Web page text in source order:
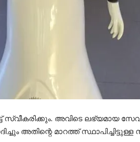
അവിടെ ലഭ്യമായ
അതിന്റെ മാറത്ത് സ്ഥാപിച്ചിട്ടുള്ള